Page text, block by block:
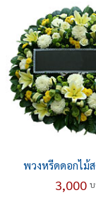
พวงหรีดดอกไม้ส
3,000